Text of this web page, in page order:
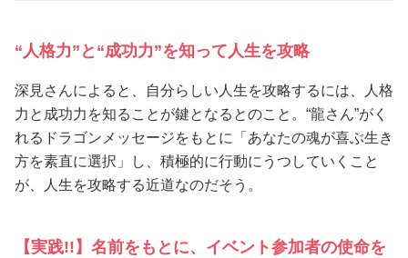
“人格力”と“成功力”を知って人生を攻略
深見さんによると、自分らしい人生を攻略するには、人格
力と成功力を知ることが鍵となるとのこと。“龍さん”がく
れるドラゴンメッセージをもとに「あなたの魂が喜ぶ生き
方を素直に選択」し、積極的に行動にうつしていくこと
が、人生を攻略する近道なのだそう。
【実践!!】名前をもとに、イベント参加者の使命を